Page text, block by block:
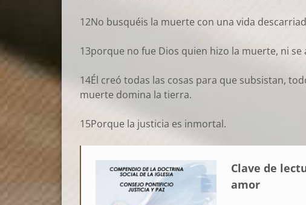
12No busquéis la muerte con una vida
13porque no fue Dios quien hizo la muerte, ni
14Él creó todas las cosas para que subsistan,
muerte domina la tierra.
15Porque la justicia es inmortal.
Clave de
amor